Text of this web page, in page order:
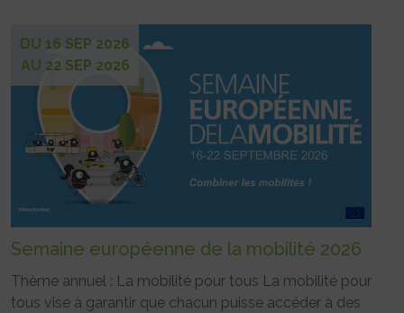
DU 16 SEP 2026
AU 22 SEP 2026
Semaine européenne de la mobilité 2026
Thème annuel : La mobilité pour tous La mobilité pour
tous vise à garantir que chacun puisse accéder à des